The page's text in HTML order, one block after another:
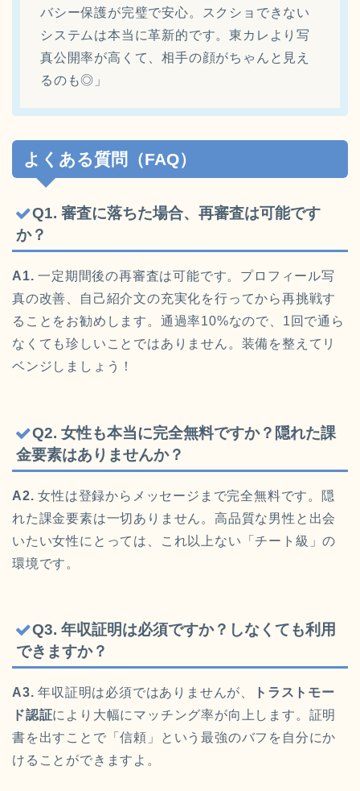
バシー保護が完璧で安心。スクショできない
システムは本当に革新的です。東カレより写
真公開率が高くて、相手の顔がちゃんと見え
るのも◎」
よくある質問（FAQ）
Q1. 審査に落ちた場合、再審査は可能です
か？
A1. 一定期間後の再審査は可能です。プロフィール写
真の改善、自己紹介文の充実化を行ってから再挑戦す
ることをお勧めします。通過率10%なので、1回で通ら
なくても珍しいことではありません。装備を整えてリ
ベンジしましょう！
Q2. 女性も本当に完全無料ですか？隠れた課
金要素はありませんか？
A2. 女性は登録からメッセージまで完全無料です。隠
れた課金要素は一切ありません。高品質な男性と出会
いたい女性にとっては、これ以上ない「チート級」の
環境です。
Q3. 年収証明は必須ですか？しなくても利用
できますか？
A3. 年収証明は必須ではありませんが、
トラストモー
ド認証により大幅にマッチング率が向上します。証明
書を出すことで「信頼」という最強のバフを自分にか
けることができますよ。